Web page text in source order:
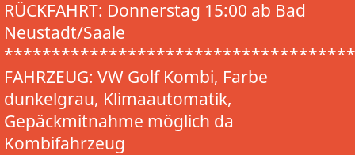
RÜCKFAHRT: Donnerstag 15:00 ab Bad
Neustadt/Saale
FAHRZEUG: VW Golf Kombi, Farbe
dunkelgrau, Klimaautomatik,
Gepäckmitnahme möglich da
Kombifahrzeug